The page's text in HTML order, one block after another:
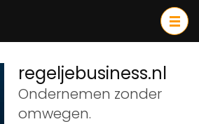
regeljebusiness.nl
Ondernemen zonder
omwegen.